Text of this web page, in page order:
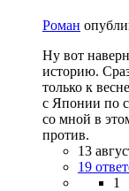
Роман
Ну вот
историю.
только к
с Японии по
со мной в
против.
13
19
1